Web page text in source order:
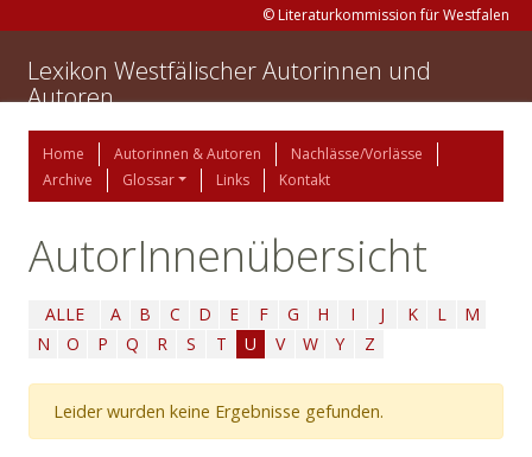
© Literaturkommission für Westfalen
Lexikon Westfälischer Autorinnen und
Autoren
Home Autorinnen & Autoren
Nachlässe/Vorlässe
Archive
Glossar Links Kontakt
AutorInnenübersicht
ALLE A B C D E F G H I J K L
M
N
O P Q R S T U V W Y Z
Leider wurden keine Ergebnisse gefunden.